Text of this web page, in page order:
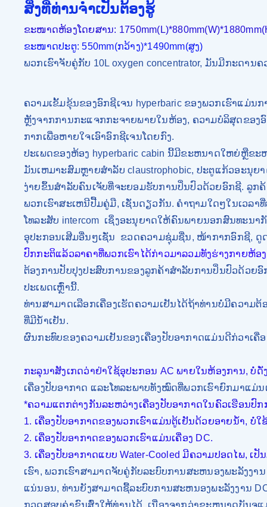
ສິ່ງທີ່ທ່ານຈໍາເປັນຕ້ອງຮູ້
ຂະໜາດຫ້ອງໂດຍສານ:
ຂະໜາດປະຕູ: 550mm(ກວ້າງ)*1490mm(ສູງ)
ພວກເຮົາຈັບຄູ່ກັບ 10L oxygen concentrator, ມັນມີກະດ
ຄວາມເຂັ້ມຂຸ້ນຂອງອົກຊີເຈນ hyperbaric ຂອງພວກເຮົາແມ່
ຫຼັງຈາກການກະແຈກກະຈາຍພາຍໃນຫ້ອງ, ຄວາມບໍລິສຸດຂອງ
ກາກເພື່ອຫາຍໃຈເອົາອົກຊີເຈນໂດຍກົງ.
ປະເພດຂອງຫ້ອງ hyperbaric cabin ນີ້ມີຂະຫນາດໃຫຍ່ຫຼືຂ
ມັນເຫມາະສົມຫຼາຍສໍາລັບ claustrophobic, ປະຕູແກ້ວອະນຸຍ
ງ່າຍຂຶ້ນສໍາລັບຄົນເຈັບທີ່ຈະຍອມຮັບການປິ່ນປົວດ້ວຍອົກຊີ. ລູກ
ພວກເຮົາສະເຫນີປື້ມຄູ່ມື, ເຊັ່ນດຽວກັນ. ຄໍາຖາມໃດໆໃນເວລ
ໂທລະສັບ intercom ເຊິ່ງອະນຸຍາດໃຫ້ຄົນພາຍນອກສົນທະນາ
ອຸປະກອນເສີມອື່ນໆເຊັ່ນ
ຂວດຄວາມຊຸ່ມຊື່ນ, ໜ້າກາກອົກຊີ, ດູ
ປົກກະຕິແລ້ວລາຄາທີ່ພວກເຮົາໄດ້ກ່າວມາລວມທັງຮ່າງກາຍຫ້
ຕ້ອງການປັບປຸງປະສົບການຂອງລູກຄ້າສໍາລັບການປິ່ນປົວດ້ວຍ
ປະເພດເຫຼົ່ານີ້.
ທ່ານສາມາດເລືອກເຄື່ອງເຮັດຄວາມເຢັນໄດ້ຖ້າທ່ານບໍ່ມີຄວາ
ທີ່ມີນ້ໍາເຢັນ.
ຜົນກະທົບຂອງຄວາມເຢັນຂອງເຄື່ອງປັບອາກາດແມ່ນດີກ່ວາເຄື່
ກະ​ລຸ​ນາ​ສັງ​ເກດ​ວ່າ​ຢ່າ​ໃຊ້​ອຸ​ປະ​ກອນ AC ພາຍ​ໃນ​ຫ້ອງ​ການ​, ບໍ່​
ເຄື່ອງປັບອາກາດ ແລະໂທລະພາບທັງໝົດທີ່ພວກເຮົາຍົກມາແມ່ນ
*ຄວາມແຕກຕ່າງກັນລະຫວ່າງເຄື່ອງປັບອາກາດໃນຄົວເຮືອນປົ
1. ເຄື່ອງປັບອາກາດຂອງພວກເຮົາແມ່ນຕູ້ເຢັນດ້ວຍອາຍນ້ໍາ, ບໍ່
2. ເຄື່ອງປັບອາກາດຂອງພວກເຮົາແມ່ນເຄື່ອງ DC.
3. ເຄື່ອງປັບອາກາດແບບ Water-Cooled ມີຄວາມປອດໄພ,
ເຮົາ, ພວກເຮົາສາມາດຈັບຄູ່ກັບລະບົບການສະຫນອງພະລັງງານ
ແນ່ນອນ, ທ່ານຍັງສາມາດຊື້ລະບົບການສະຫນອງພະລັງງານ
ກວດສອບຄ່າຂົນສົ່ງໃຫ້ທ່ານໄດ້
ເນື່ອງຈາກວ່າຂະຫນາດບັນຈຸ